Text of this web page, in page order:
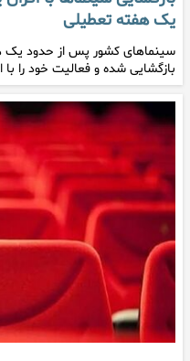
یک هفته تعطیلی
بازگشایی شده و فعالیت خود را